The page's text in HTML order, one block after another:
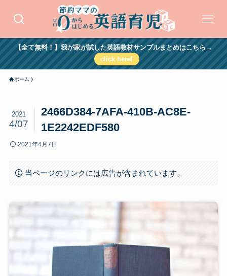
【全て無料！】我が家が試した英語教材サンプルまとめはこちら→
click here!
ホーム
2466D384-7AFA-410B-AC8E-
1E2242EDF580
2021
4/07
2021年4月7日
当ページのリンクには広告が含まれています。